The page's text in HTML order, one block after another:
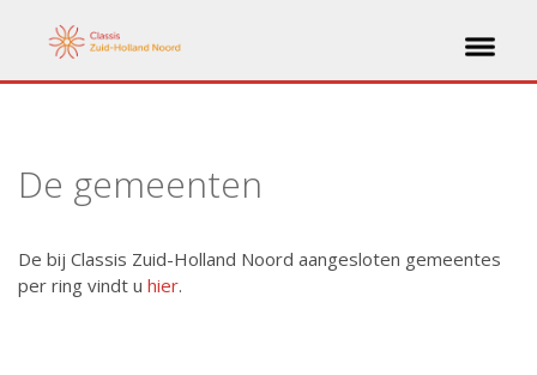
De gemeenten
De bij Classis Zuid-Holland Noord aangesloten gemeentes
per ring vindt u hier.